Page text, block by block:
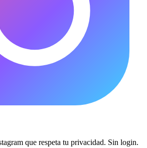
que respeta tu privacidad. Sin login.